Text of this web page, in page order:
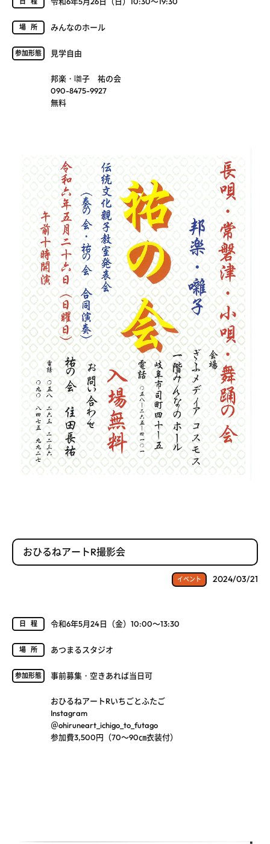
場所 みんなのホール
参加形態 見学自由
邦楽・囃子 祐の会
090-8475-9927
無料
おひるねアートR撮影会
イベント 2024/03/21
日程 令和6年5月24日（金）10:00～13:30
場所 あつまるスタジオ
参加形態 事前募集・空きあれば当日可
おひるねアートRいちごとふたご
Instagram
＠ohiruneart_ichigo_to_futago
参加費3,500円（70～90㎝衣装付）